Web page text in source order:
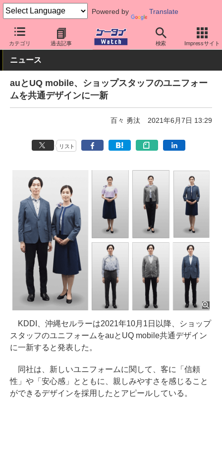
Powered by Translate
カテゴリ 過去記事 検索 Impressサイト
ケータイ Watch キャリア au
ニュース
auとUQ mobile、ショップスタッフのユニフォー
ムを共通デザインに一新
百々 勇汰 2021年6月7日 13:29
リスト
KDDI、沖縄セルラーは2021年10月1日以降、ショップ
スタッフのユニフォームをauとUQ mobile共通デザイン
に一新すると発表した。
同社は、新しいユニフォームに関して、客に「信頼
性」や「安心感」とともに、親しみやすさを感じること
ができるデザインを採用したとアピールしている。